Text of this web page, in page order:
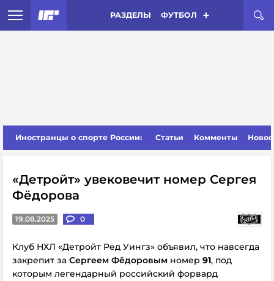
РАЗДЕЛЫ ФУТБОЛ
Иностранцы о спорте России: Статьи Комменты
«Детройт» увековечит номер Сергея
Фёдорова
19.08.2025 0
Клуб НХЛ «Детройт Ред Уингз» объявил, что навсегда
закрепит за Сергеем Фёдоровым номер 91, под
которым легендарный российский форвард